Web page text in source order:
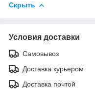
Скрыть
Условия доставки
Самовывоз
Доставка курьером
Доставка почтой